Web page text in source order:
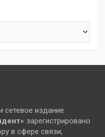
издание
зарегистрировано
в сфере связи,